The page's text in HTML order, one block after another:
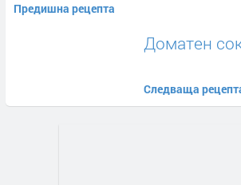
Предишна рецепта
Доматен
Следваща